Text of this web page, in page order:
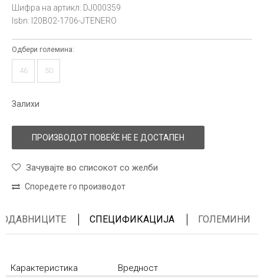
Шифра на артикл: DJ000359
Isbn: I20B02-1706-JTENERO
Одбери големина:
46 50
Залихи
ПРОИЗВОДОТ ПОВЕЌЕ НЕ Е ДОСТАПЕН
Зачувајте во списокот со желби
Споредете го производот
СПЕЦИФИКАЦИЈА ГОЛЕМИНИ
Карактеристика
Вредност